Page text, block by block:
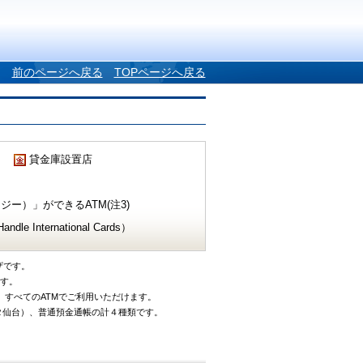
前のページへ戻る TOPページへ戻る
貸金庫設置店
ー）」ができるATM(注3)
International Cards）
す。
。
べてのATMでご利用いただけます。
台）、普通預金通帳の計４種類です。